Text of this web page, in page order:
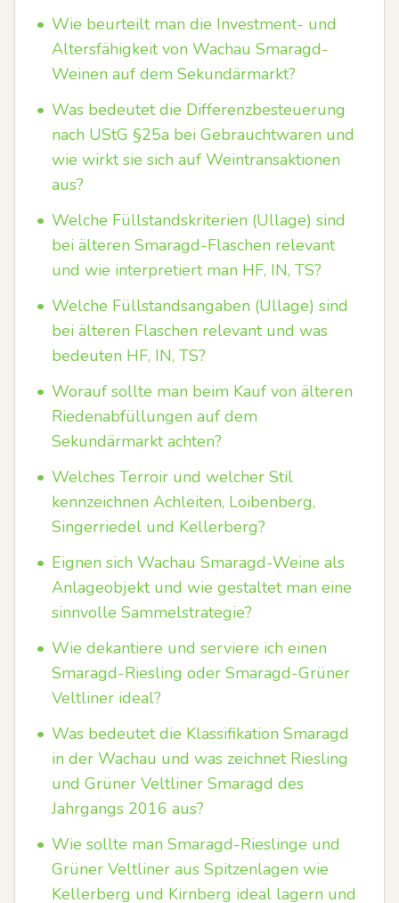
• Wie beurteilt man die Investment- und
Altersfähigkeit von Wachau Smaragd-
Weinen auf dem Sekundärmarkt?
• Was bedeutet die Differenzbesteuerung
nach UStG §25a bei Gebrauchtwaren und
wie wirkt sie sich auf Weintransaktionen
aus?
• Welche Füllstandskriterien (Ullage) sind
bei älteren Smaragd-Flaschen relevant
und wie interpretiert man HF, IN, TS?
• Welche Füllstandsangaben (Ullage) sind
bei älteren Flaschen relevant und was
bedeuten HF, IN, TS?
• Worauf sollte man beim Kauf von älteren
Riedenabfüllungen auf dem
Sekundärmarkt achten?
• Welches Terroir und welcher Stil
kennzeichnen Achleiten, Loibenberg,
Singerriedel und Kellerberg?
• Eignen sich Wachau Smaragd-Weine als
Anlageobjekt und wie gestaltet man eine
sinnvolle Sammelstrategie?
• Wie dekantiere und serviere ich einen
Smaragd-Riesling oder Smaragd-Grüner
Veltliner ideal?
• Was bedeutet die Klassifikation Smaragd
in der Wachau und was zeichnet Riesling
und Grüner Veltliner Smaragd des
Jahrgangs 2016 aus?
• Wie sollte man Smaragd-Rieslinge und
Grüner Veltliner aus Spitzenlagen wie
Kellerberg und Kirnberg ideal lagern und